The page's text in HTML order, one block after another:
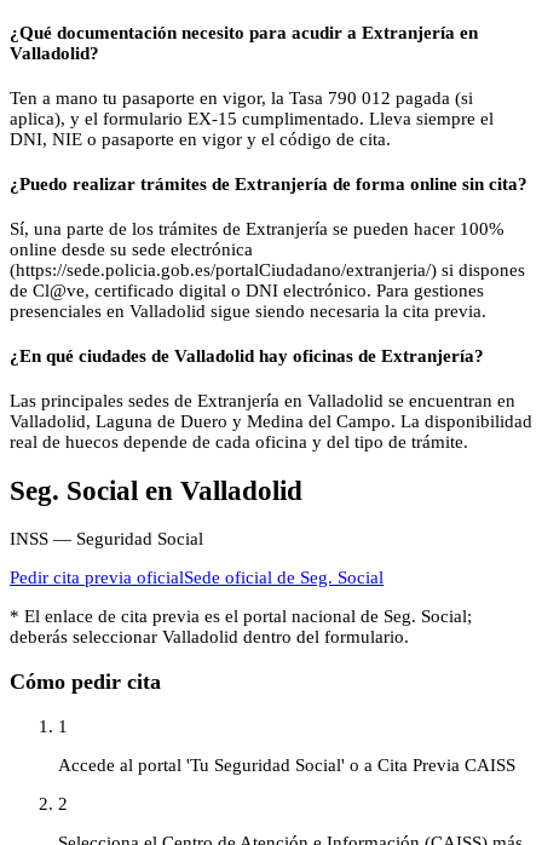
¿Qué documentación necesito para acudir a Extranjería en
Valladolid?
Ten a mano tu pasaporte en vigor, la Tasa 790 012 pagada (si
aplica), y el formulario EX-15 cumplimentado. Lleva siempre el
DNI, NIE o pasaporte en vigor y el código de cita.
¿Puedo realizar trámites de Extranjería de forma online sin cita?
Sí, una parte de los trámites de Extranjería se pueden hacer 100%
online desde su sede electrónica
(https://sede.policia.gob.es/portalCiudadano/extranjeria/) si dispones
de Cl@ve, certificado digital o DNI electrónico. Para gestiones
presenciales en Valladolid sigue siendo necesaria la cita previa.
¿En qué ciudades de Valladolid hay oficinas de Extranjería?
Las principales sedes de Extranjería en Valladolid se encuentran en
Valladolid, Laguna de Duero y Medina del Campo. La disponibilidad
real de huecos depende de cada oficina y del tipo de trámite.
Seg. Social en Valladolid
INSS — Seguridad Social
Pedir cita previa oficialSede oficial de Seg. Social
* El enlace de cita previa es el portal nacional de Seg. Social;
deberás seleccionar Valladolid dentro del formulario.
Cómo pedir cita
1
Accede al portal 'Tu Seguridad Social' o a Cita Previa CAISS
2